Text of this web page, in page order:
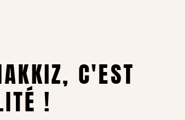
C'EST
!